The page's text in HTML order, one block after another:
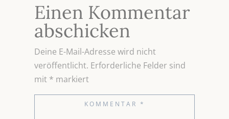
Einen Kommentar
abschicken
Deine E-Mail-Adresse wird nicht
veröffentlicht. Erforderliche Felder sind
mit * markiert